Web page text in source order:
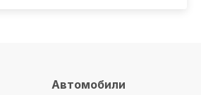
Автомобили